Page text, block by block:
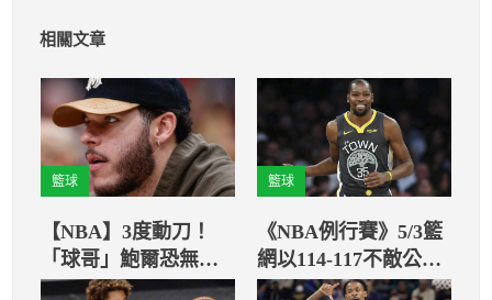
相關文章
籃球
【NBA】3度動刀！
「球哥」鮑爾恐無法
再重返NBA賽場
籃球
《NBA例行賽》5/3籃
網以114-117不敵公
鹿。